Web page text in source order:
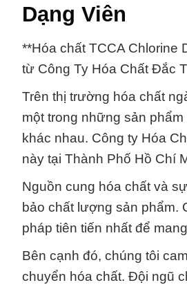
Dạng Viên
**Hóa chất TCCA Chlorine
từ Công Ty Hóa Chất Đắc
Trên thị trường hóa chất
một trong những sản
khác nhau. Công ty Hóa
này tại Thành Phố Hồ Chí
Nguồn cung hóa chất và
bảo chất lượng sản phẩm.
pháp tiên tiến nhất để
Bên cạnh đó, chúng tôi
chuyển hóa chất. Đội ngũ